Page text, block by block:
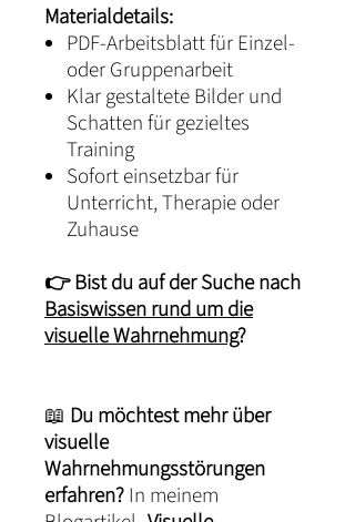
Materialdetails:
PDF-Arbeitsblatt für Einzel-
oder Gruppenarbeit
Klar gestaltete Bilder und
Schatten für gezieltes
Training
Sofort einsetzbar für
Unterricht, Therapie oder
Zuhause
👉 Bist du auf der Suche nach
Basiswissen rund um die
visuelle Wahrnehmung?
📖 Du möchtest mehr über
visuelle
Wahrnehmungsstörungen
erfahren?In meinem